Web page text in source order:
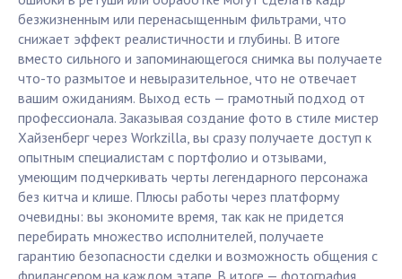
безжизненным или перенасыщенным фильтрами, что
снижает эффект реалистичности и глубины. В итоге
вместо сильного и запоминающегося снимка вы получаете
что-то размытое и невыразительное, что не отвечает
вашим ожиданиям. Выход есть — грамотный подход от
профессионала. Заказывая создание фото в стиле мистер
Хайзенберг через Workzilla, вы сразу получаете доступ к
опытным специалистам с портфолио и отзывами,
умеющим подчеркивать черты легендарного персонажа
без китча и клише. Плюсы работы через платформу
очевидны: вы экономите время, так как не придется
перебирать множество исполнителей, получаете
гарантию безопасности сделки и возможность общения с